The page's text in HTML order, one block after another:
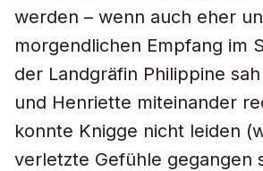
werden – wenn auch eher
morgendlichen Empfang im
der Landgräfin Philippine
und Henriette miteinander
konnte Knigge nicht leiden
verletzte Gefühle gegangen